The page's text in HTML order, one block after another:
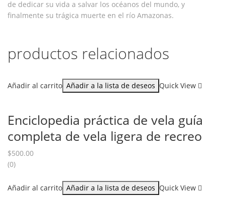
de dedicar su vida a salvar los océanos del mundo, y
finalmente su trágica muerte en el río Amazonas.
productos relacionados
Añadir al carrito Añadir a la lista de deseos Quick View
Enciclopedia práctica de vela guía
completa de vela ligera de recreo
$500.00
(0)
Añadir al carrito Añadir a la lista de deseos Quick View